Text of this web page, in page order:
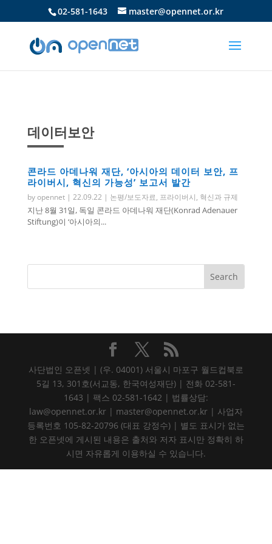
02-581-1643 master@opennet.or.kr
데이터보안
콘라드 아데나워 재단, ‘아시아의 데이터 보안, 프
라이버시, 혁신의 가능성’ 보고서 발간
byopennet| 22.09.22 | 논평/보도자료, 프라이버시, 혁신과 규제
지난 8월 31일, 독일 콘라드 아데나워 재단(Konrad Adenauer
Stiftung)이 ‘아시아의...
사단법인 오픈넷 | (우. 04001) 서울시 마포구 월드컵북로
5길 13, 301호(서교동, 한국여성재단) | 전화 02-581-
1643 | 팩스 02-581-1642 | 법률상담:
law@opennet.or.kr | master@opennet.or.kr | 사업자
등록번호 105-82-20796 (대표 강정수) | 별도 표시가 없는
한 오픈넷에 게시된 내용은 출처와 저자 표시만 정확히 하
시면 자유롭게 이용하실 수 있습니다.